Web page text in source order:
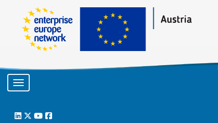
Toggle navigation
LinkedIn
Twitter
Youtube
Facebook